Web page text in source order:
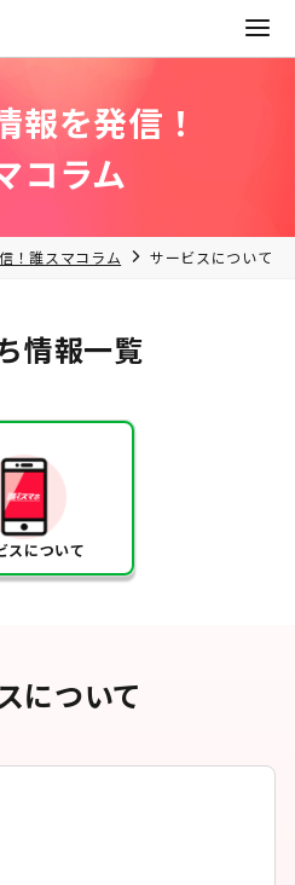
報を発信！
コラム
！誰スマコラム サービスについて
情報一覧
スについて
について